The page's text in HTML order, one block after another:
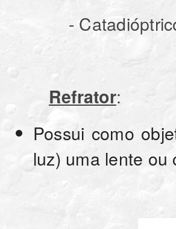
-
Refrator:
Possui como
luz) uma lente ou